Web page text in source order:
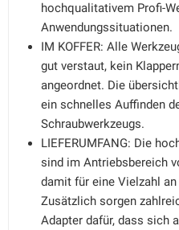
hochqualitativem Profi-
Anwendungssituationen.
IM KOFFER: Alle
gut verstaut, kein
angeordnet. Die
ein schnelles Auffinden
Schraubwerkzeugs.
LIEFERUMFANG: Die
sind im Antriebsbereich
damit für eine Vielzahl
Zusätzlich sorgen
Adapter dafür, dass sich